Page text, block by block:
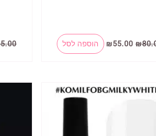
₪ המחיר
המקורי
₪55.00
המחיר
הנוכחי
הוספה לסל